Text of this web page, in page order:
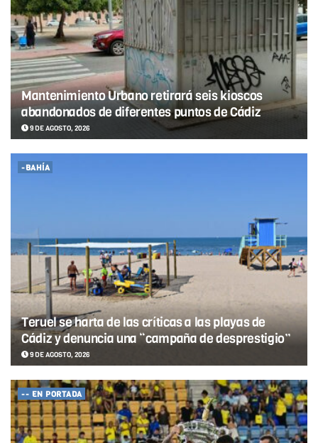
Mantenimiento Urbano retirará seis kioscos
abandonados de diferentes puntos de Cádiz
9 DE AGOSTO, 2026
-BAHÍA
Teruel se harta de las críticas a las playas de
Cádiz y denuncia una “campaña de desprestigio”
9 DE AGOSTO, 2026
-- EN PORTADA